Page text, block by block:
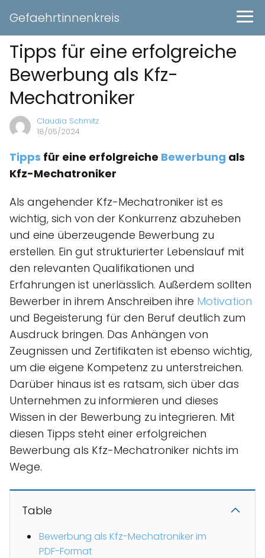
Gefaehrtinnenkreis
Tipps für eine erfolgreiche
Bewerbung als Kfz-
Mechatroniker
Claudia Schmitz
18/05/2024
Tipps für eine erfolgreiche Bewerbung als
Kfz-Mechatroniker
Als angehender Kfz-Mechatroniker ist es
wichtig, sich von der Konkurrenz abzuheben
und eine überzeugende Bewerbung zu
erstellen. Ein gut strukturierter Lebenslauf mit
den relevanten Qualifikationen und
Erfahrungen ist unerlässlich. Außerdem sollten
Bewerber in ihrem Anschreiben ihre Motivation
und Begeisterung für den Beruf deutlich zum
Ausdruck bringen. Das Anhängen von
Zeugnissen und Zertifikaten ist ebenso wichtig,
um die eigene Kompetenz zu unterstreichen.
Darüber hinaus ist es ratsam, sich über das
Unternehmen zu informieren und dieses
Wissen in der Bewerbung zu integrieren. Mit
diesen Tipps steht einer erfolgreichen
Bewerbung als Kfz-Mechatroniker nichts im
Wege.
Table
Bewerbung als Kfz-Mechatroniker im
PDF-Format